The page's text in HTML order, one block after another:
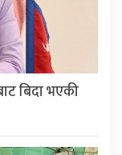
बिदा भएकी